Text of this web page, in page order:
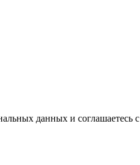
данных и соглашаетесь с